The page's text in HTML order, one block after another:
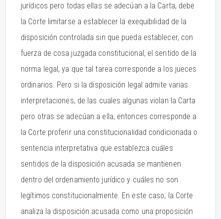
jurídicos pero todas ellas se adecúan a la Carta, debe
la Corte limitarse a establecer la exequibilidad de la
disposición controlada sin que pueda establecer, con
fuerza de cosa juzgada constitucional, el sentido de la
norma legal, ya que tal tarea corresponde a los jueces
ordinarios. Pero si la disposición legal admite varias
interpretaciones, de las cuales algunas violan la Carta
pero otras se adecúan a ella, entonces corresponde a
la Corte proferir una constitucionalidad condicionada o
sentencia interpretativa que establezca cuáles
sentidos de la disposición acusada se mantienen
dentro del ordenamiento jurídico y cuáles no son
legítimos constitucionalmente. En este caso, la Corte
analiza la disposición acusada como una proposición